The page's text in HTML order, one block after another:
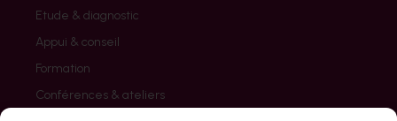
Etude & diagnostic
Appui & conseil
Formation
Conférences & ateliers